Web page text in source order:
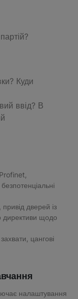
Куди
ввід? В
привід дверей із
директиви щодо
цангові
налаштування